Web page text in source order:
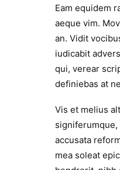
Eam equidem
aeque vim.
an. Vidit
iudicabit
qui, verear
definiebas at
Vis et melius
accusata
mea soleat